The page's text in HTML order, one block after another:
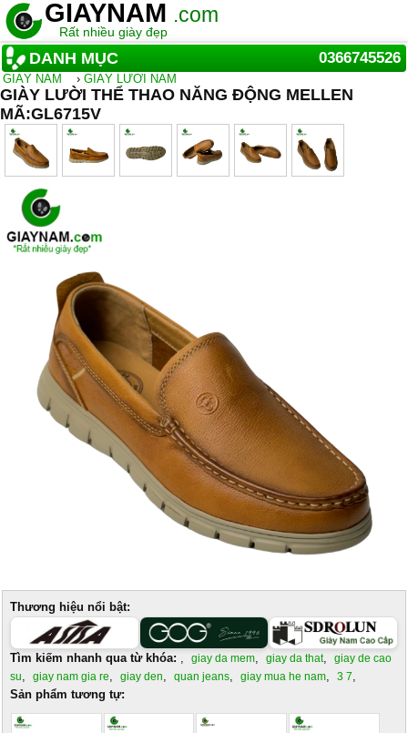
GIAYNAM .com
Rất nhiều giày đẹp
DANH MỤC 0366745526
GIẦY NAM › GIÀY LƯỜI NAM
GIÀY LƯỜI THỂ THAO NĂNG ĐỘNG MELLEN
MÃ:GL6715V
Thương hiệu nổi bật:
Tìm kiếm nhanh qua từ khóa: , giay da mem, giay da that, giay de cao
su, giay nam gia re, giay den, quan jeans, giay mua he nam, 3 7,
Sản phẩm tương tự: